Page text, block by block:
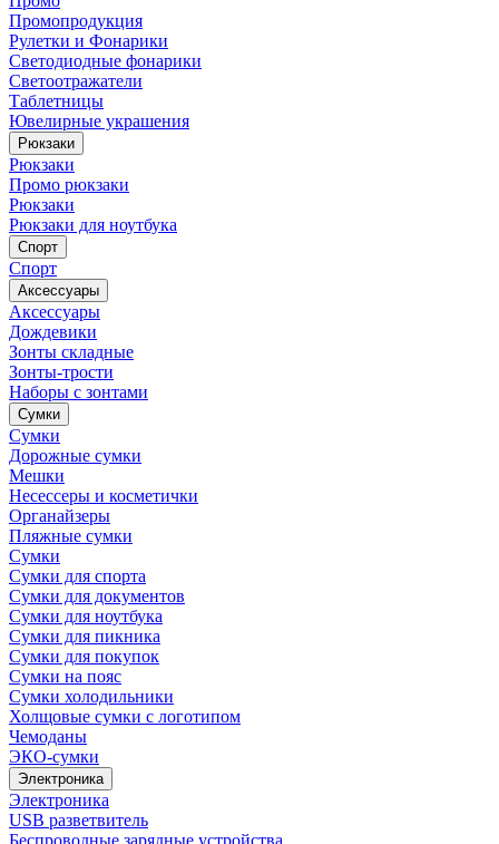
Промопродукция
Рулетки и Фонарики
Светодиодные фонарики
Светоотражатели
Таблетницы
Ювелирные украшения
Рюкзаки
Рюкзаки
Промо рюкзаки
Рюкзаки
Рюкзаки для ноутбука
Спорт
Спорт
Аксессуары
Аксессуары
Дождевики
Зонты складные
Зонты-трости
Наборы с зонтами
Сумки
Сумки
Дорожные сумки
Мешки
Несессеры и косметички
Органайзеры
Пляжные сумки
Сумки
Сумки для спорта
Сумки для документов
Сумки для ноутбука
Сумки для пикника
Сумки для покупок
Сумки на пояс
Сумки холодильники
Холщовые сумки с логотипом
Чемоданы
ЭКО-сумки
Электроника
Электроника
USB разветвитель
Беспроводные зарядные устройства